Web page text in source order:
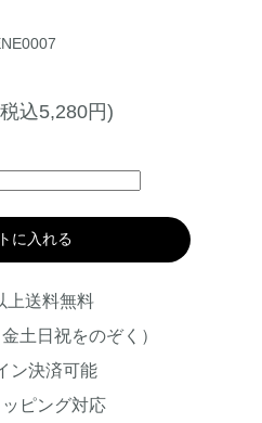
込5,280円)
に入れる
上送料無料
土日祝をのぞく）
ン決済可能
ピング対応